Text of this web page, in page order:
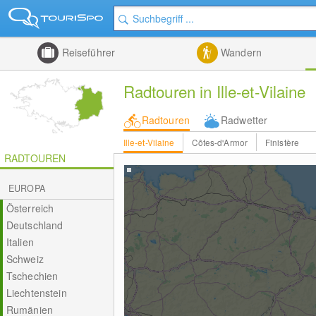
Reiseführer Wandern
Radtouren in Ille-et-Vilaine
Radtouren Radwetter
Ille-et-Vilaine Côtes-d'Armor Finistère
RADTOUREN
EUROPA
Österreich
Deutschland
Italien
Schweiz
Tschechien
Liechtenstein
Rumänien